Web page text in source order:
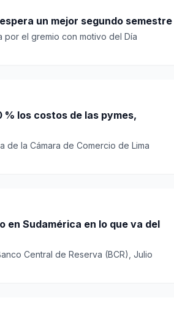
un mejor segundo semestre
por el gremio con motivo del Día
% los costos de las pymes,
de la Cámara de Comercio de Lima
en Sudamérica en lo que va del
Central de Reserva (BCR), Julio